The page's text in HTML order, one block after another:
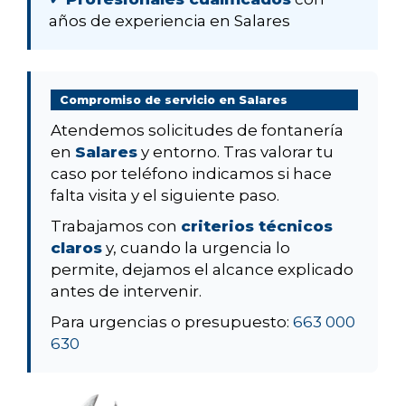
años de experiencia en Salares
Compromiso de servicio en Salares
Atendemos solicitudes de fontanería
en Salares y entorno. Tras valorar tu
caso por teléfono indicamos si hace
falta visita y el siguiente paso.
Trabajamos con criterios técnicos
claros y, cuando la urgencia lo
permite, dejamos el alcance explicado
antes de intervenir.
Para urgencias o presupuesto: 663 000
630